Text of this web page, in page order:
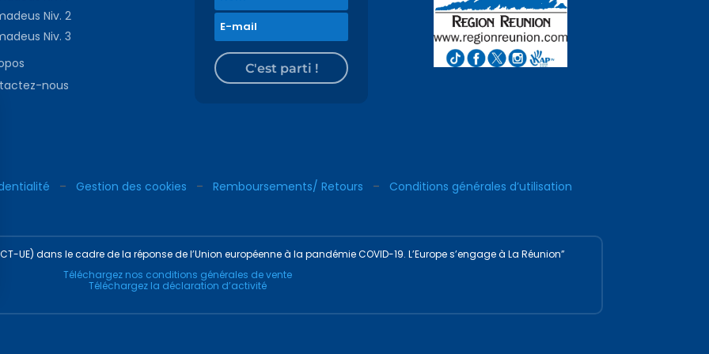
Niv. 2
Niv. 3
nous
C'est parti !
– Gestion des cookies – Remboursements/ Retours – Conditions générales d’utilisation
UE) dans le cadre de la réponse de l’Union européenne à la pandémie COVID-19. L’Europe s’engage à La Réunion”
Téléchargez nos conditions générales de vente
Téléchargez la déclaration d’activité
confidentialité, en garantissant la conformité avec les réglementations. Personnalisez vos préférences pour contrôler la manière dont